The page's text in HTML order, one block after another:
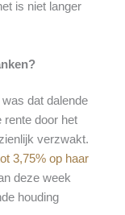
is niet langer
dat dalende
rente door het
verzwakt.
3,75% op haar
deze week
houding